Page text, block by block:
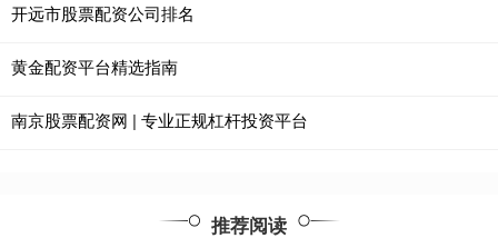
开远市股票配资公司排名
黄金配资平台精选指南
南京股票配资网 | 专业正规杠杆投资平台
推荐阅读